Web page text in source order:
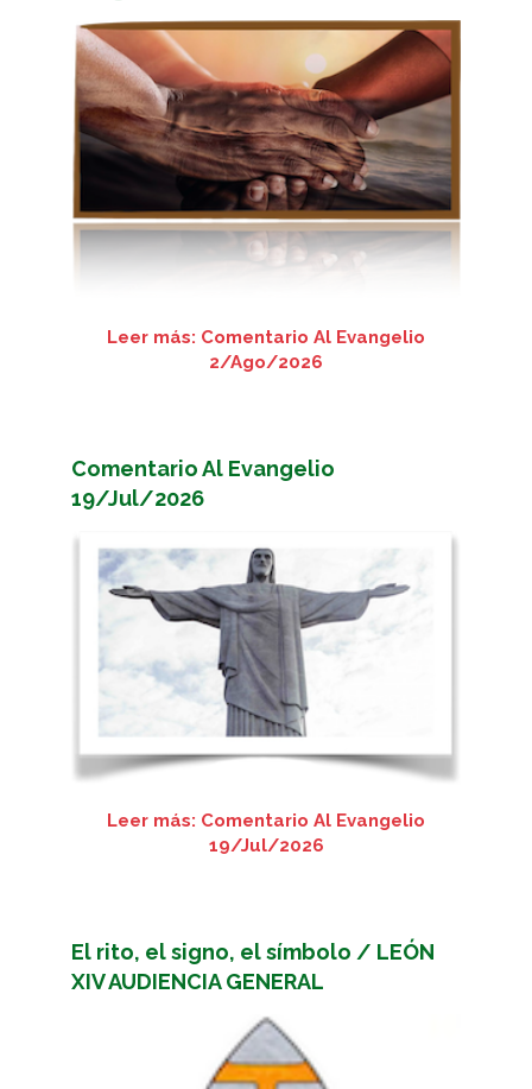
Leer más: Comentario Al Evangelio
2/Ago/2026
Comentario Al Evangelio
19/Jul/2026
Leer más: Comentario Al Evangelio
19/Jul/2026
El rito, el signo, el símbolo / LEÓN
XIV AUDIENCIA GENERAL